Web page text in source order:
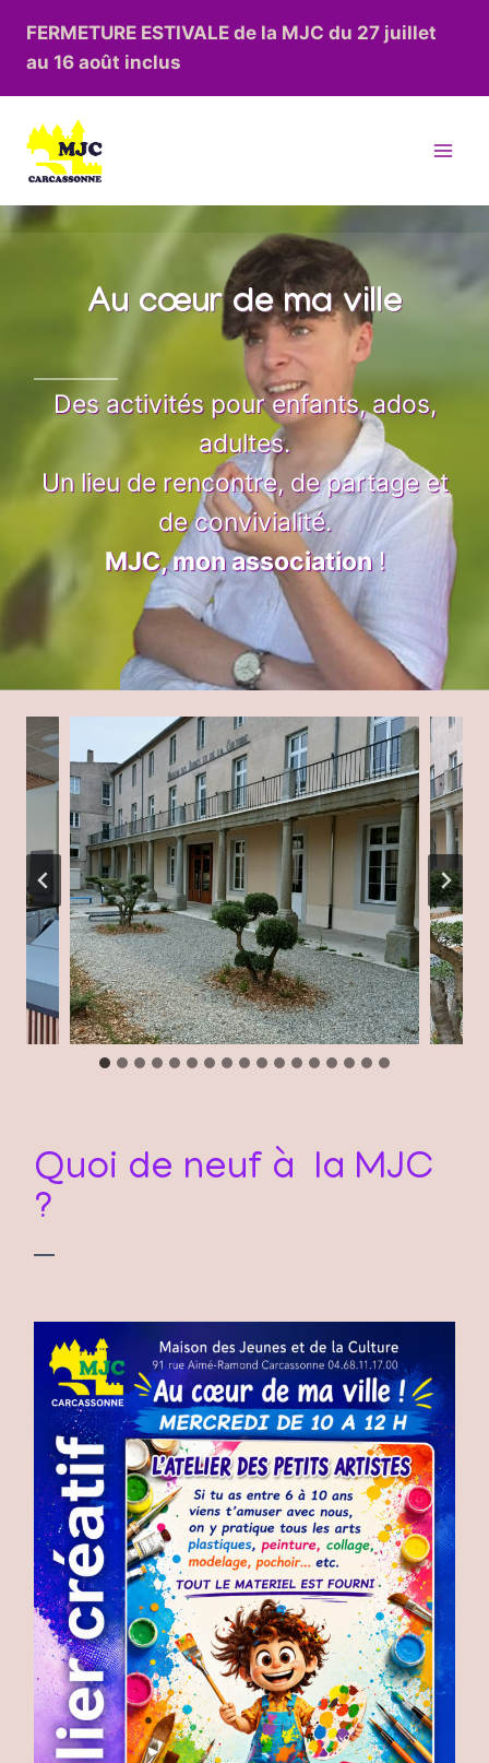
contenu
FERMETURE ESTIVALE de la MJC du 27 juillet
au 16 août inclus
Au cœur de ma ville
Des activités pour enfants, ados,
adultes.
Un lieu de rencontre, de partage et
de convivialité.
MJC, mon association!
Quoi de neuf à la MJC
?